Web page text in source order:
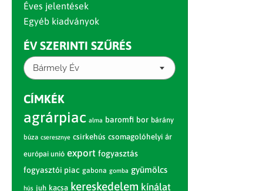
Éves jelentések
Egyéb kiadványok
ÉV SZERINTI SZŰRÉS
Bármely Év
CÍMKÉK
agrárpiac alma baromfi bor bárány
búza cseresznye csirkehús csomagolóhelyi ár
európai unió export fogyasztás
fogyasztói piac gabona gomba gyümölcs
hús juh kacsa kereskedelem kínálat